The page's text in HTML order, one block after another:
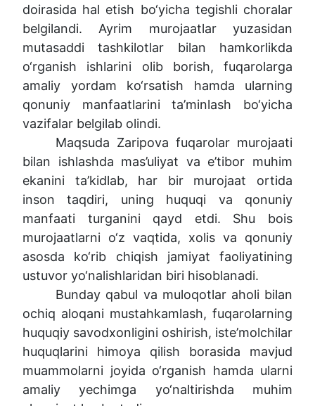
doirasida hal etish bo‘yicha tegishli choralar
belgilandi. Ayrim murojaatlar yuzasidan
mutasaddi tashkilotlar bilan hamkorlikda
o‘rganish ishlarini olib borish, fuqarolarga
amaliy yordam ko‘rsatish hamda ularning
qonuniy manfaatlarini ta’minlash bo‘yicha
vazifalar belgilab olindi.
Maqsuda Zaripova fuqarolar murojaati
bilan ishlashda mas’uliyat va e’tibor muhim
ekanini ta’kidlab, har bir murojaat ortida
inson taqdiri, uning huquqi va qonuniy
manfaati turganini qayd etdi. Shu bois
murojaatlarni o‘z vaqtida, xolis va qonuniy
asosda ko‘rib chiqish jamiyat faoliyatining
ustuvor yo‘nalishlaridan biri hisoblanadi.
Bunday qabul va muloqotlar aholi bilan
ochiq aloqani mustahkamlash, fuqarolarning
huquqiy savodxonligini oshirish, iste’molchilar
huquqlarini himoya qilish borasida mavjud
muammolarni joyida o‘rganish hamda ularni
amaliy yechimga yo‘naltirishda muhim